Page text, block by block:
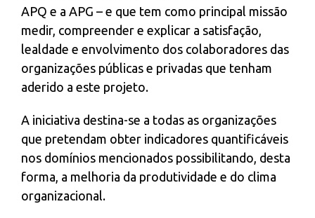
APQ e a APG – e que tem como principal missão
medir, compreender e explicar a satisfação,
lealdade e envolvimento dos colaboradores das
organizações públicas e privadas que tenham
aderido a este projeto.
A iniciativa destina-se a todas as organizações
que pretendam obter indicadores quantificáveis
nos domínios mencionados possibilitando, desta
forma, a melhoria da produtividade e do clima
organizacional.